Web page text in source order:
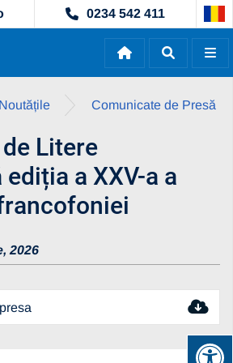
0234 542 411
Comunicate de Presă
Litere
a XXV-a a
2026